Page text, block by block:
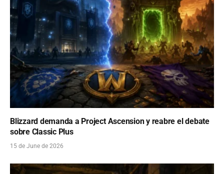
Blizzard demanda a Project Ascension y reabre el debate
sobre Classic Plus
15 de June de 2026